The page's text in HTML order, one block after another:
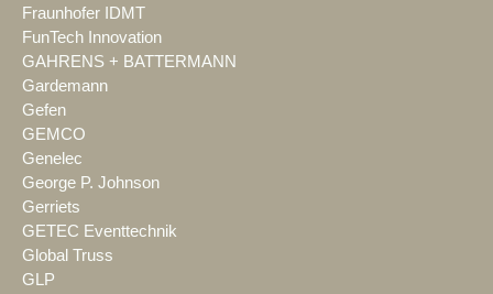
Fraunhofer IDMT
FunTech Innovation
GAHRENS + BATTERMANN
Gardemann
Gefen
GEMCO
Genelec
George P. Johnson
Gerriets
GETEC Eventtechnik
Global Truss
GLP